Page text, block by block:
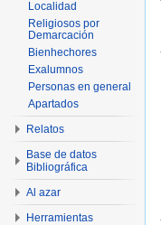
Localidad
Religiosos por
Demarcación
Bienhechores
Exalumnos
Personas en general
Apartados
Relatos
Base de datos
Bibliográfica
Al azar
Herramientas